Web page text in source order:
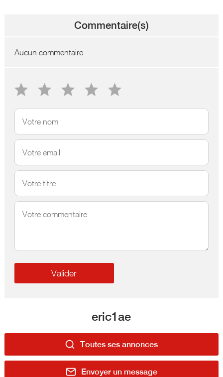
Commentaire(s)
Aucun commentaire
eric1ae
Toutes ses annonces
Envoyer un message